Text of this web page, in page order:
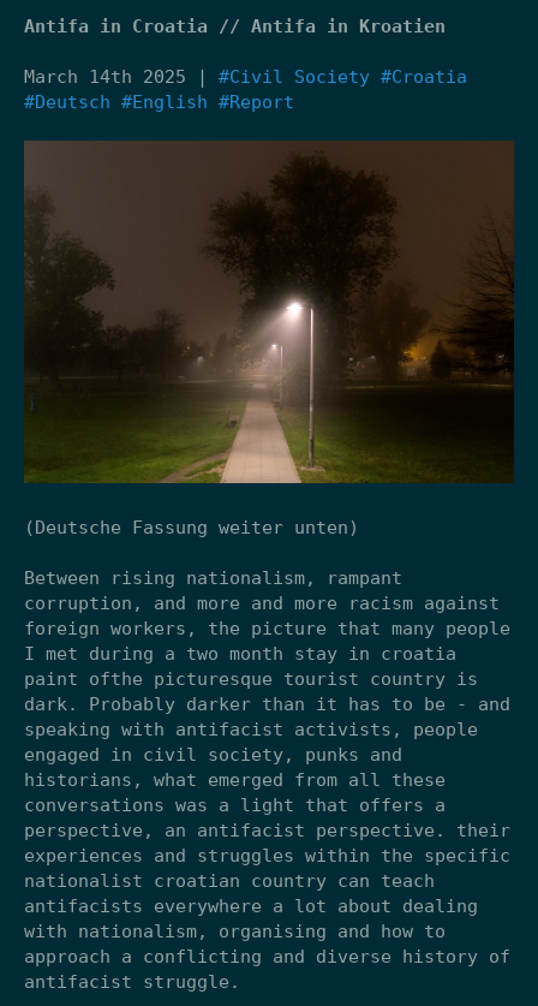
Antifa in Croatia // Antifa in Kroatien
March 14th 2025 | #Civil Society #Croatia
#Deutsch #English #Report
(Deutsche Fassung weiter unten)
Between rising nationalism, rampant
corruption, and more and more racism against
foreign workers, the picture that many people
I met during a two month stay in croatia
paint ofthe picturesque tourist country is
dark. Probably darker than it has to be - and
speaking with antifacist activists, people
engaged in civil society, punks and
historians, what emerged from all these
conversations was a light that offers a
perspective, an antifacist perspective. their
experiences and struggles within the specific
nationalist croatian country can teach
antifacists everywhere a lot about dealing
with nationalism, organising and how to
approach a conflicting and diverse history of
antifacist struggle.